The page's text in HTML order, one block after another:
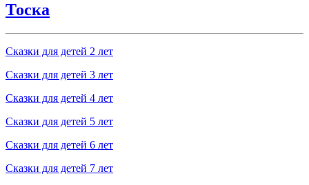
Тоска
Сказки для детей 2 лет
Сказки для детей 3 лет
Сказки для детей 4 лет
Сказки для детей 5 лет
Сказки для детей 6 лет
Сказки для детей 7 лет